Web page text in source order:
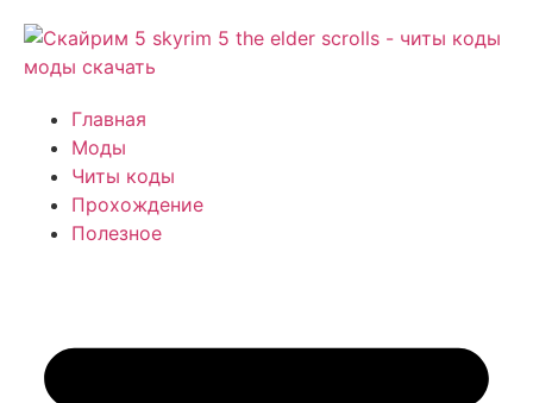
Главная
Моды
Читы коды
Прохождение
Полезное